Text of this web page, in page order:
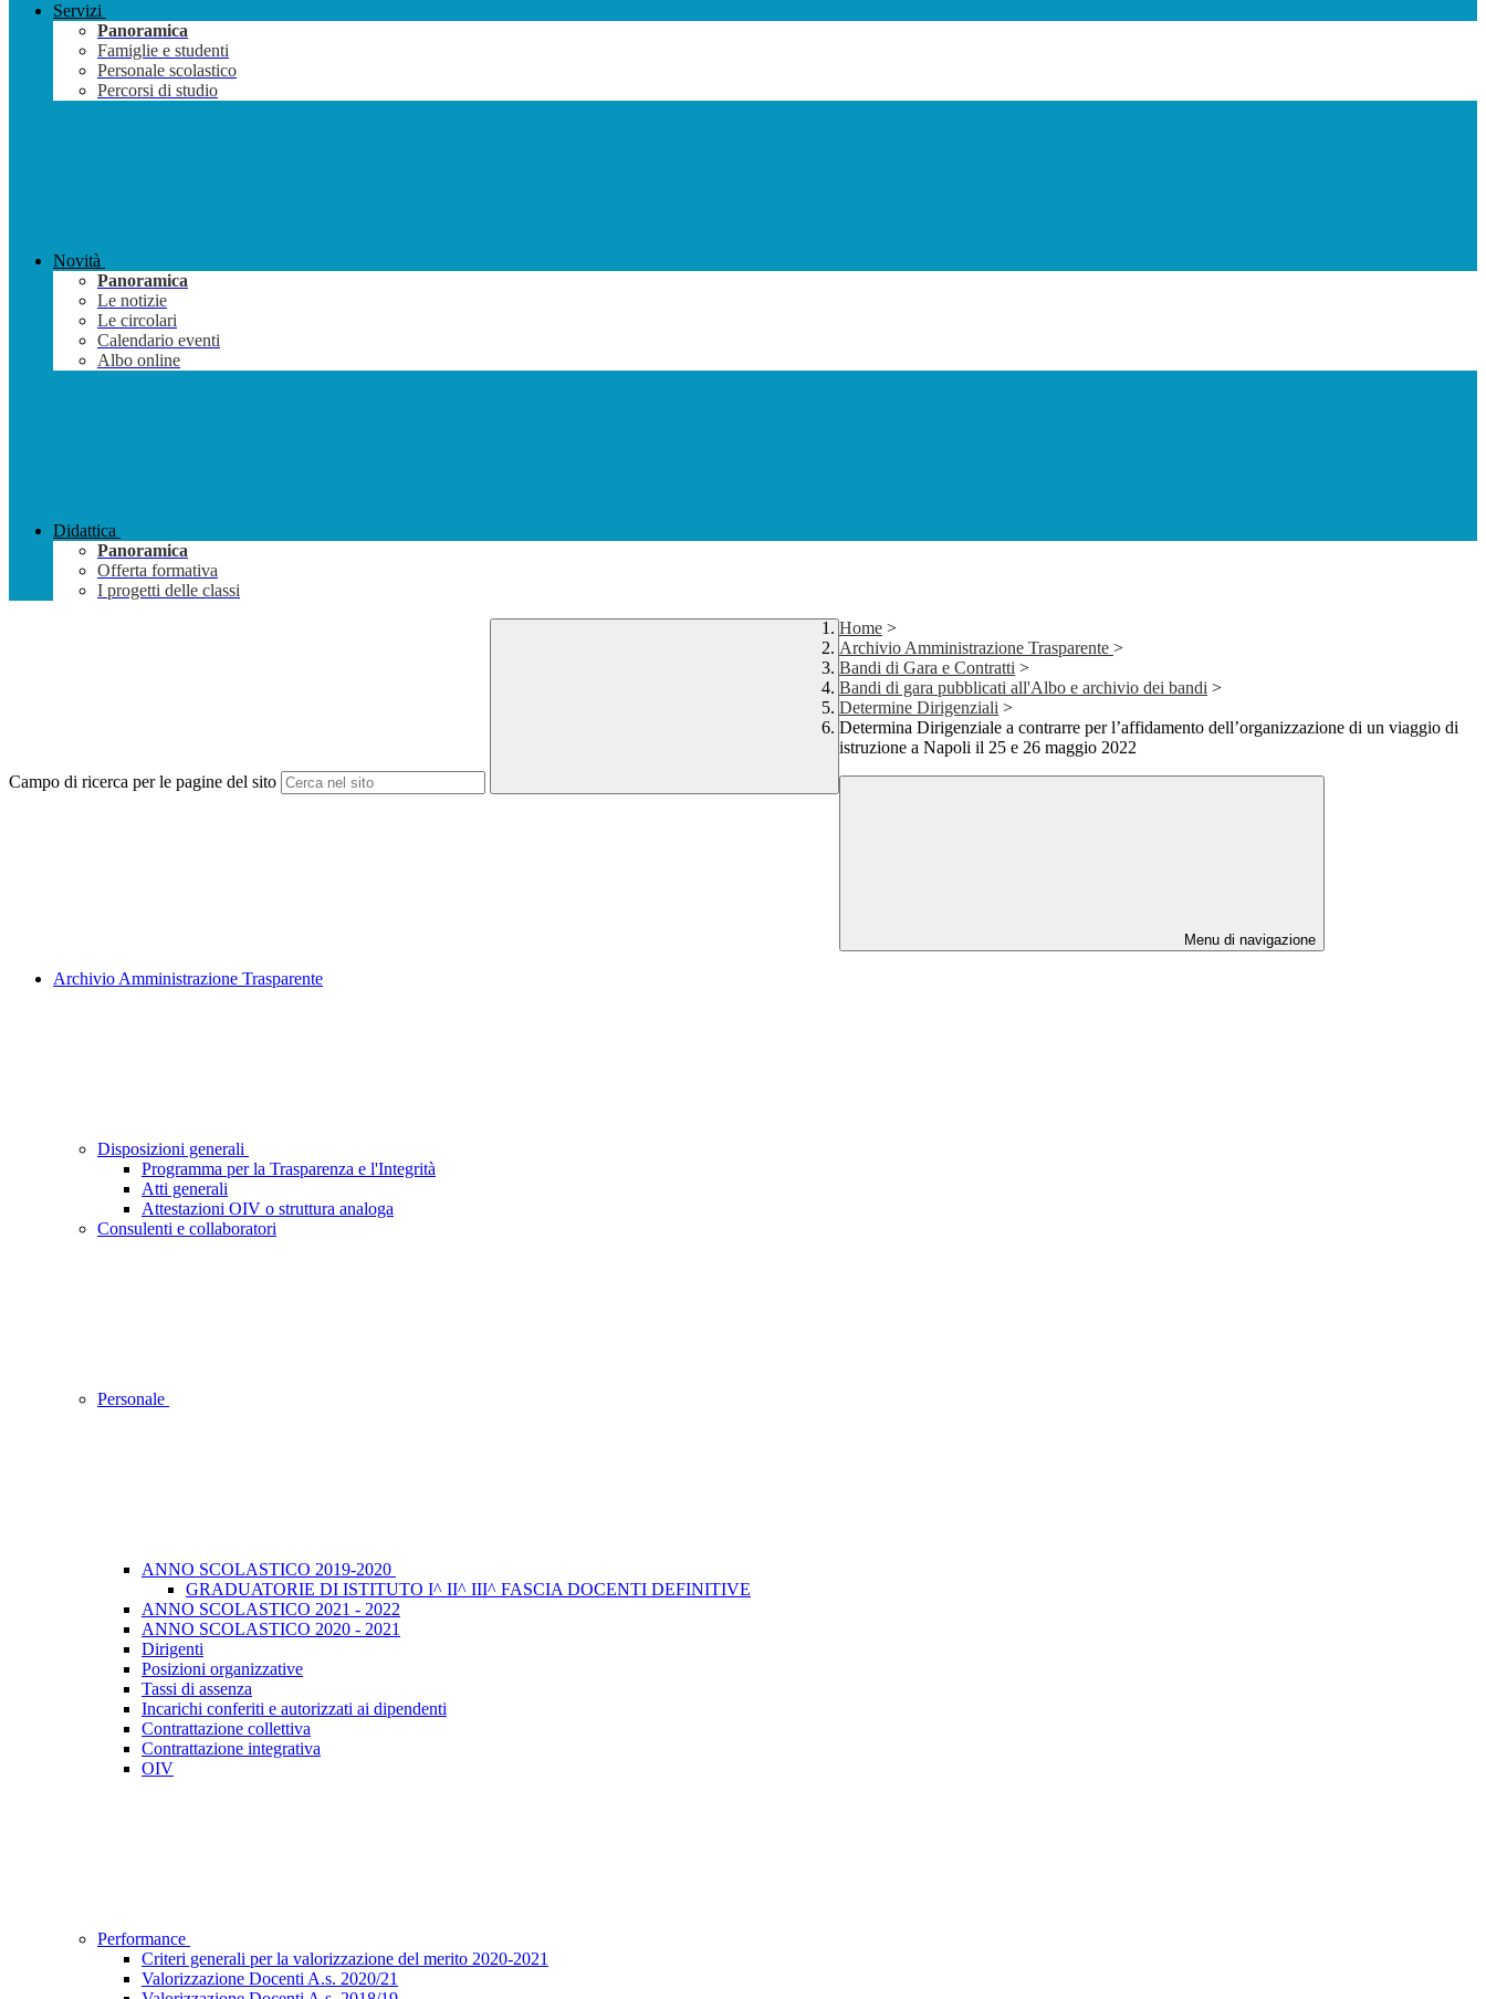
Servizi
Panoramica
Famiglie e studenti
Personale scolastico
Percorsi di studio
Novità
Panoramica
Le notizie
Le circolari
Calendario eventi
Albo online
Didattica
Panoramica
Offerta formativa
I progetti delle classi
Campo di ricerca per le pagine del sito
Home >
Archivio Amministrazione Trasparente >
Bandi di Gara e Contratti >
Bandi di gara pubblicati all'Albo e archivio dei bandi >
Determine Dirigenziali >
Determina Dirigenziale a contrarre per l’affidamento dell’organizzazione di un viaggio di
istruzione a Napoli il 25 e 26 maggio 2022
Menu di navigazione
Archivio Amministrazione Trasparente
Disposizioni generali
Programma per la Trasparenza e l'Integrità
Atti generali
Attestazioni OIV o struttura analoga
Consulenti e collaboratori
Personale
ANNO SCOLASTICO 2019-2020
GRADUATORIE DI ISTITUTO I^ II^ III^ FASCIA DOCENTI DEFINITIVE
ANNO SCOLASTICO 2021 - 2022
ANNO SCOLASTICO 2020 - 2021
Dirigenti
Posizioni organizzative
Tassi di assenza
Incarichi conferiti e autorizzati ai dipendenti
Contrattazione collettiva
Contrattazione integrativa
OIV
Performance
Criteri generali per la valorizzazione del merito 2020-2021
Valorizzazione Docenti A.s. 2020/21